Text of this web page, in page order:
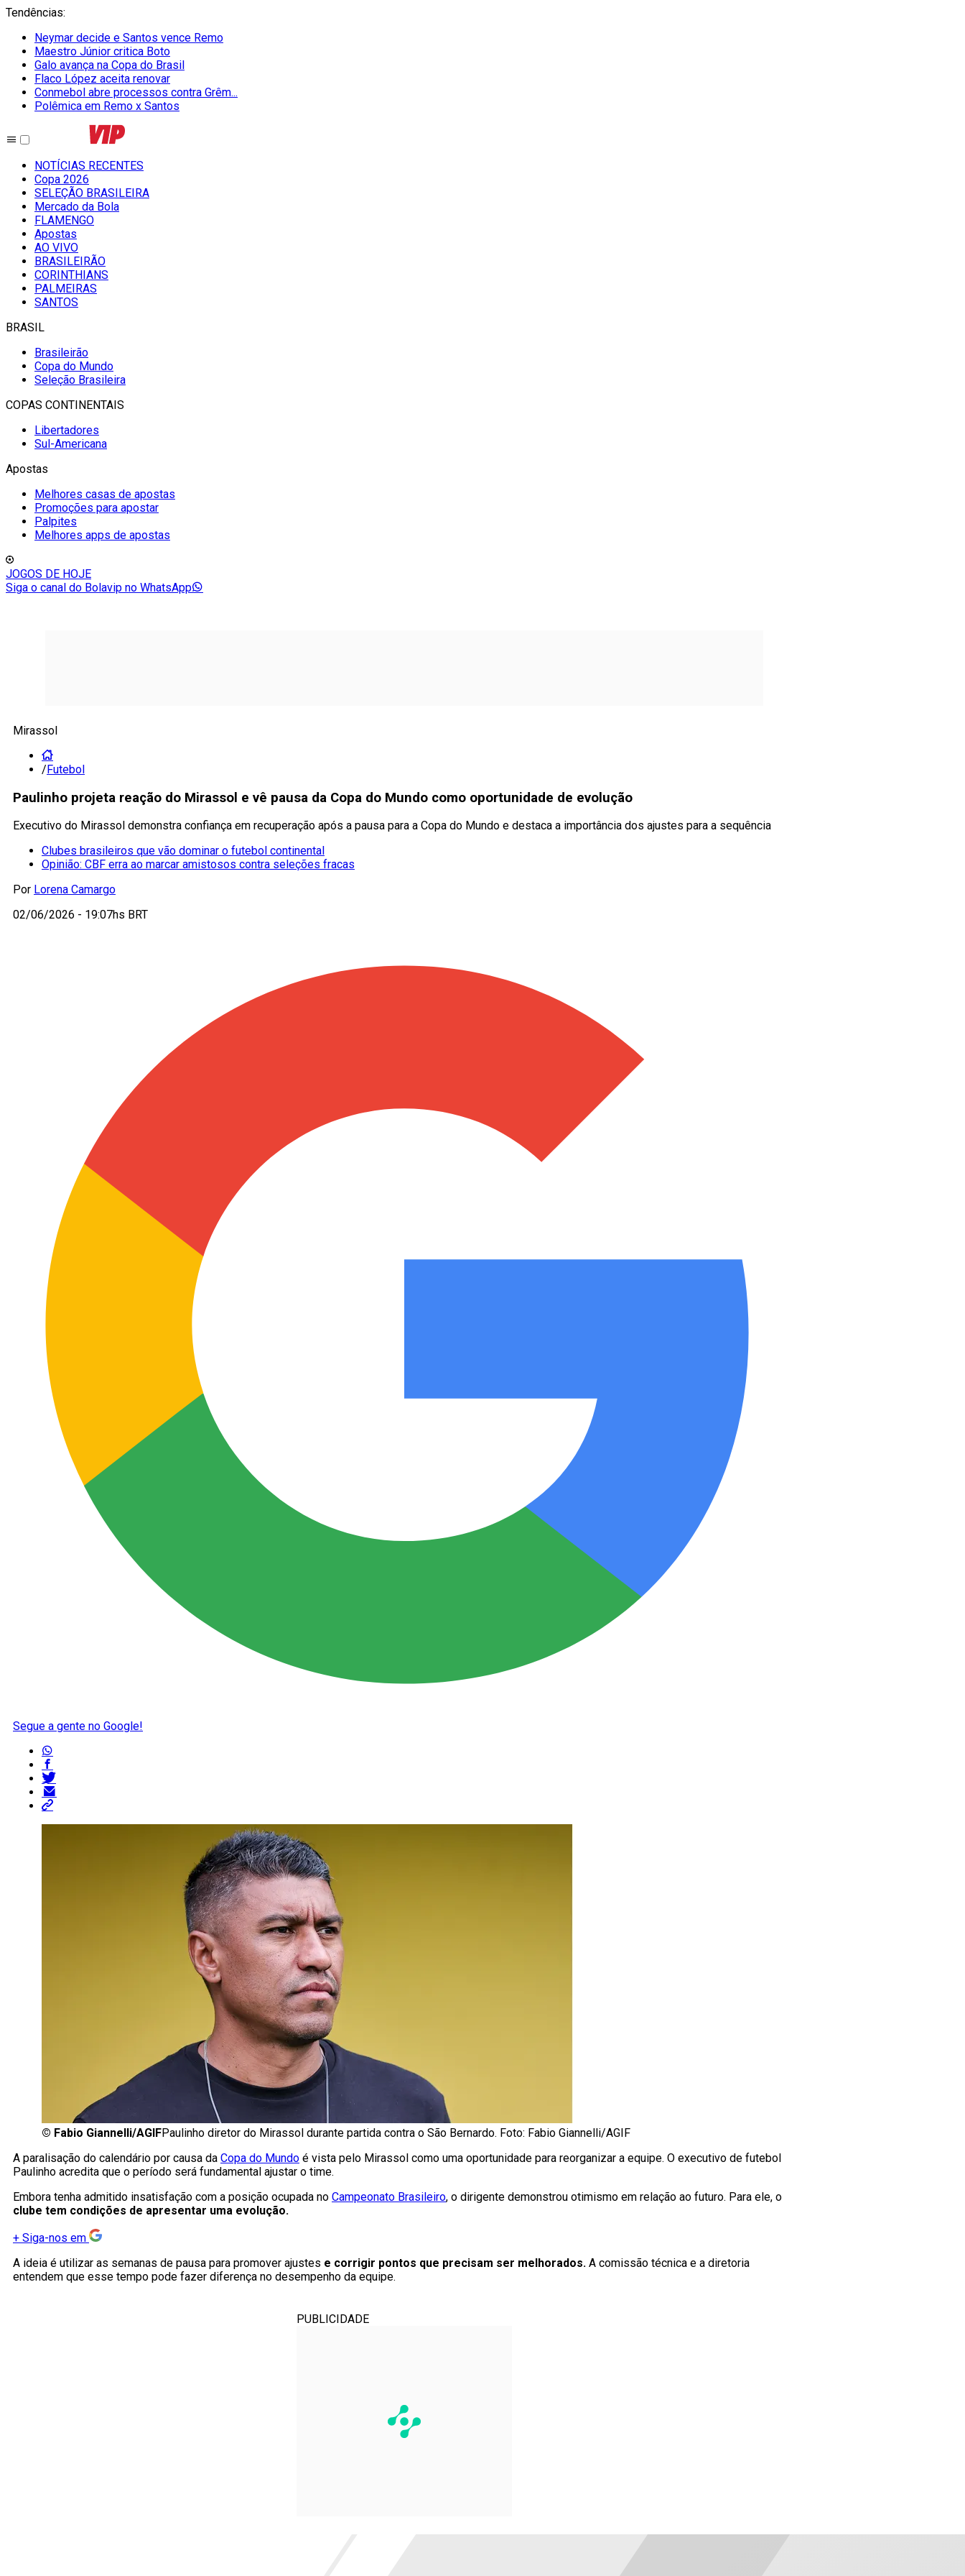
Tendências:
Neymar decide e Santos vence Remo
Maestro Júnior critica Boto
Galo avança na Copa do Brasil
Flaco López aceita renovar
Conmebol abre processos contra Grêm...
Polêmica em Remo x Santos
NOTÍCIAS RECENTES
Copa 2026
SELEÇÃO BRASILEIRA
Mercado da Bola
FLAMENGO
Apostas
AO VIVO
BRASILEIRÃO
CORINTHIANS
PALMEIRAS
SANTOS
BRASIL
Brasileirão
Copa do Mundo
Seleção Brasileira
COPAS CONTINENTAIS
Libertadores
Sul-Americana
Apostas
Melhores casas de apostas
Promoções para apostar
Palpites
Melhores apps de apostas
JOGOS DE HOJE
Siga o canal do Bolavip no WhatsApp
Mirassol
/Futebol
Paulinho projeta reação do Mirassol e vê pausa da Copa do Mundo como oportunidade de evolução
Executivo do Mirassol demonstra confiança em recuperação após a pausa para a Copa do Mundo e destaca a importância dos ajustes para a sequência
Clubes brasileiros que vão dominar o futebol continental
Opinião: CBF erra ao marcar amistosos contra seleções fracas
Por Lorena Camargo
02/06/2026 - 19:07hs BRT
Segue a gente no Google!
© Fabio Giannelli/AGIFPaulinho diretor do Mirassol durante partida contra o São Bernardo. Foto: Fabio Giannelli/AGIF
A paralisação do calendário por causa da Copa do Mundo é vista pelo Mirassol como uma oportunidade para reorganizar a equipe. O executivo de futebol
Paulinho acredita que o período será fundamental ajustar o time.
Embora tenha admitido insatisfação com a posição ocupada no Campeonato Brasileiro, o dirigente demonstrou otimismo em relação ao futuro. Para ele, o
clube tem condições de apresentar uma evolução.
+ Siga-nos em
A ideia é utilizar as semanas de pausa para promover ajustes e corrigir pontos que precisam ser melhorados. A comissão técnica e a diretoria
entendem que esse tempo pode fazer diferença no desempenho da equipe.
PUBLICIDADE